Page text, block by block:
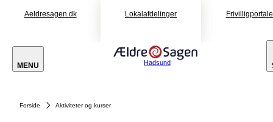
Aeldresagen.dk Lokalafdelinger
MENU Hadsund
Forside Aktiviteter og kurser